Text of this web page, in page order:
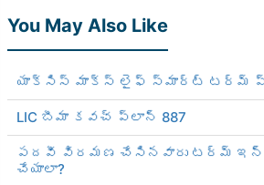
You May Also Like
యాక్సిస్ మాక్స్ లైఫ్ స్మార్ట్ టర్మ్
LIC బీమా కవచ్ ప్లాన్ 887
పదవీ విరమణ చేసినవారు టర్మ్
చేయాలా?